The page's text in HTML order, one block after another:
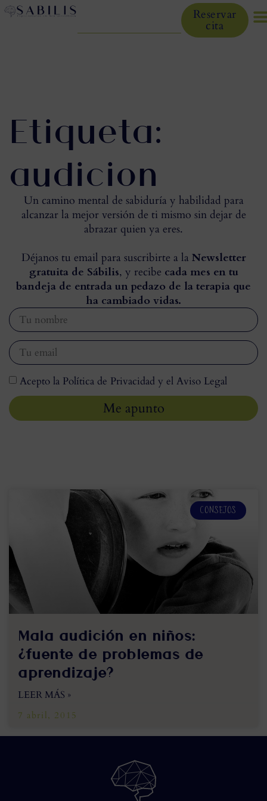
Reservar
cita
Etiqueta:
audicion
Un camino mental de sabiduría y habilidad para
alcanzar la mejor versión de ti mismo sin dejar de
abrazar quien ya eres.
Déjanos tu email para suscribirte a la Newsletter
gratuita de Sábilis, y recibe cada mes en tu
bandeja de entrada un pedazo de la terapia que
ha cambiado vidas.
Acepto la Política de Privacidad y el Aviso Legal
Me apunto
CONSEJOS
Mala audición en niños:
¿fuente de problemas de
aprendizaje?
LEER MÁS »
7 abril, 2015